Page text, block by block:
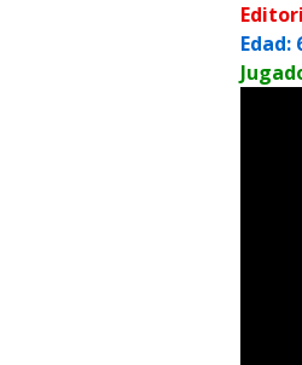
Edad: